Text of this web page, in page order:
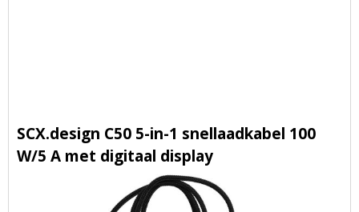
SCX.design C50 5-in-1 snellaadkabel 100
W/5 A met digitaal display